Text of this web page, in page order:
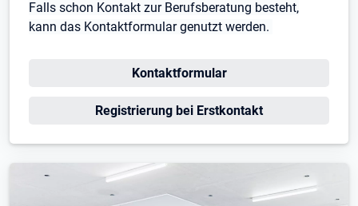
Falls schon Kontakt zur Berufsberatung besteht,
kann das Kontaktformular genutzt werden.
Öffnet in neuem Tab
Kontaktformular
Öffnet in neuem Tab
Registrierung bei Erstkontakt